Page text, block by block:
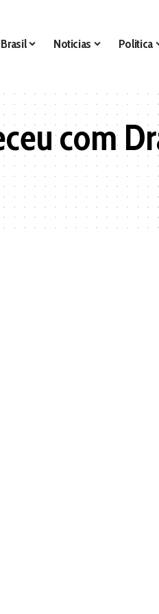
Brasil Noticias Politica
com